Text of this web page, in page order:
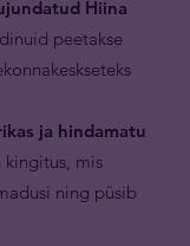
Hiina
peetakse
ja hindamatu
kingitus, mis
ning püsib